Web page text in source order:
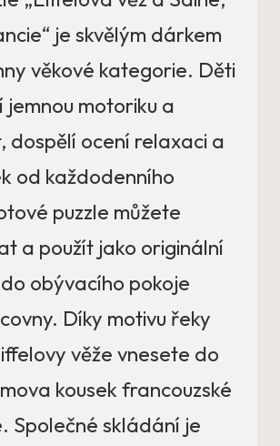
je skvělým dárkem
věkové kategorie. Děti
jemnou motoriku a
dospělí ocení relaxaci a
od každodenního
puzzle můžete
a použít jako originální
obývacího pokoje
Díky motivu řeky
věže vnesete do
kousek francouzské
Společné skládání je